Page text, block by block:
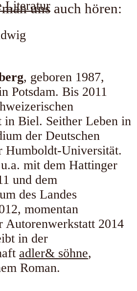
uns auch hören:
, geboren 1987,
Potsdam. Bis 2011
Biel. Seither Leben in
der Deutschen
Humboldt-Universität.
mit dem Hattinger
und dem
des Landes
momentan
Autorenwerkstatt 2014
in der
adler& söhne,
Roman.